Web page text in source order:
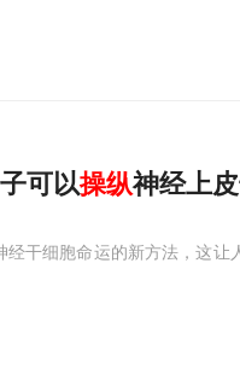
可以操纵神经上
干细胞命运的新方法，这让